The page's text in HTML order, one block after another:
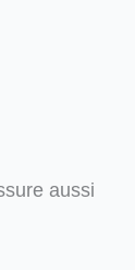
aussi